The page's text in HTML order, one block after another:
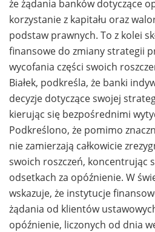
że żądania banków dotyczące
korzystanie z kapitału oraz
podstaw prawnych. To z kolei
finansowe do zmiany strategii
wycofania części swoich
Białek, podkreśla, że banki
decyzje dotyczące swojej
kierując się bezpośrednimi
Podkreślono, że pomimo
nie zamierzają całkowicie
swoich roszczeń, koncentrując
odsetkach za opóźnienie. W
wskazuje, że instytucje
żądania od klientów
opóźnienie, liczonych od dnia